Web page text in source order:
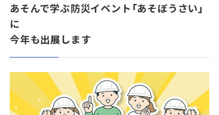
あそんで学ぶ防災イベント「あそぼうさい」
に
今年も出展します